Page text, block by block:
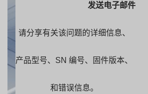
发送电子邮件
请分享有关该问题的详细信息、
产品型号、SN 编号、固件版本、
和错误信息。